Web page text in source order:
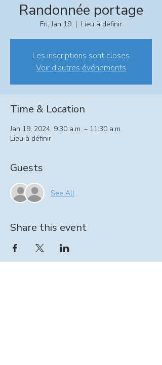
Randonnée portage
Fri, Jan 19
  |
Lieu à définir
Les inscriptions sont closes
Voir d'autres événements
Time & Location
Jan 19, 2024, 9:30 a.m. – 11:30 a.m.
Lieu à définir
Guests
See All
Share this event